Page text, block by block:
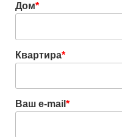
Дом*
Квартира*
Ваш e-mail *